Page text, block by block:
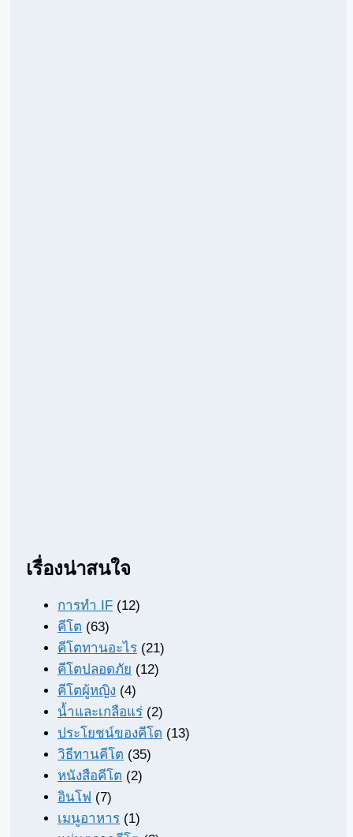
เรื่องน่าสนใจ
การทำ IF (12)
คีโต (63)
คีโตทานอะไร (21)
คีโตปลอดภัย (12)
คีโตผู้หญิง (4)
น้ำและเกลือแร่ (2)
ประโยชน์ของคีโต (13)
วิธีทานคีโต (35)
หนังสือคีโต (2)
อินโฟ (7)
เมนูอาหาร (1)